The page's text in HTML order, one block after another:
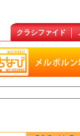
クラシファイド